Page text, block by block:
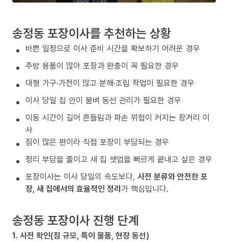
송정동 포장이사를 추천하는 상황
바쁜 일정으로 이사 준비 시간을 확보하기 어려운 경우
주방 용품이 많아 포장과 완충이 꼭 필요한 경우
대형 가구·가전이 많고 분해·조립 작업이 필요한 경우
이사 당일 집 안이 붐벼 동선 관리가 필요한 경우
이동 시간이 길어 흔들림과 파손 위험이 커지는 장거리 이
사
짐이 많은 편이라 직접 포장이 부담되는 경우
정리 부담을 줄이고 새 집 셋업을 빠르게 끝내고 싶은 경우
포장이사는 이사 당일의 속도보다, 사전 분류와 안전한 포
장, 새 집에서의 효율적인 정리가 핵심입니다.
송정동 포장이사 진행 단계
1. 사전 확인(짐 규모, 특이 물품, 현장 동선)